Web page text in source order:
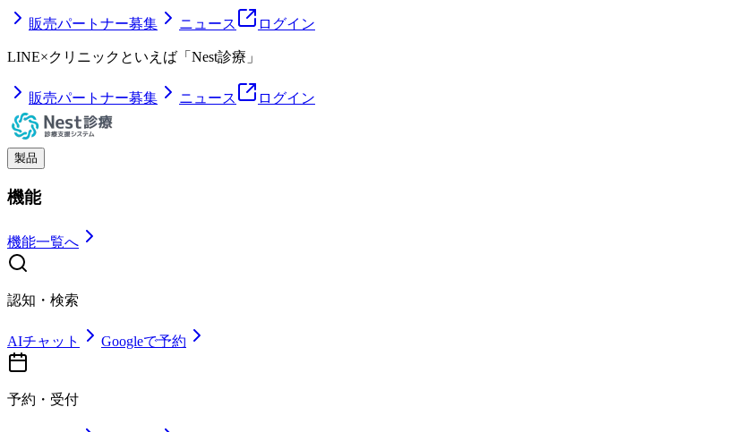
販売パートナー募集 ニュース ログイン
LINE×クリニックといえば「Nest診療」
販売パートナー募集 ニュース ログイン
製品
機能
機能一覧へ
認知・検索
AIチャット Googleで予約
予約・受付